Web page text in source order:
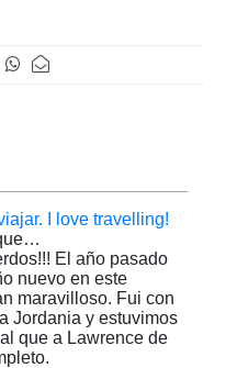
I love travelling!
El año pasado
nuevo en este
maravilloso. Fui con
Jordania y estuvimos
que a Lawrence de